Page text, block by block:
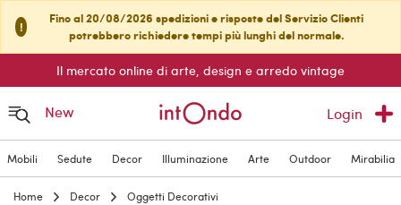
!
Fino al 20/08/2026 spedizioni e risposte del Servizio Clienti
potrebbero richiedere tempi più lunghi del normale.
Il mercato online di arte, design e arredo vintage
New Login
Mobili Sedute Decor Illuminazione Arte Outdoor Mirabilia
Home Decor Oggetti Decorativi